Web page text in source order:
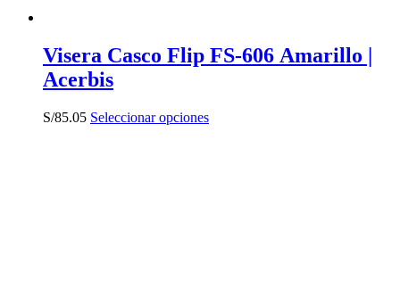
Visera Casco Flip FS-606 Amarillo |
Acerbis
S/85.05 Seleccionar opcionesEste